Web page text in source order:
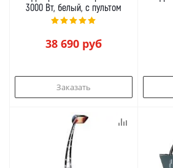
3000 Вт, белый, с пультом
38 690 руб
Заказать